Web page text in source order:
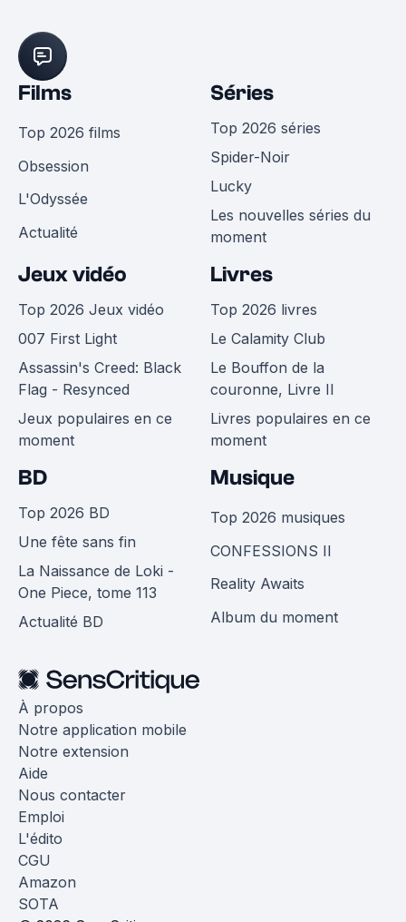
Films
Top 2026 films
Obsession
L'Odyssée
Actualité
Séries
Top 2026 séries
Spider-Noir
Lucky
Les nouvelles séries du
moment
Jeux vidéo
Top 2026 Jeux vidéo
007 First Light
Assassin's Creed: Black
Flag - Resynced
Jeux populaires en ce
moment
Livres
Top 2026 livres
Le Calamity Club
Le Bouffon de la
couronne, Livre II
Livres populaires en ce
moment
BD
Top 2026 BD
Une fête sans fin
La Naissance de Loki -
One Piece, tome 113
Actualité BD
Musique
Top 2026 musiques
CONFESSIONS II
Reality Awaits
Album du moment
À propos
Notre application mobile
Notre extension
Aide
Nous contacter
Emploi
L'édito
CGU
Amazon
SOTA